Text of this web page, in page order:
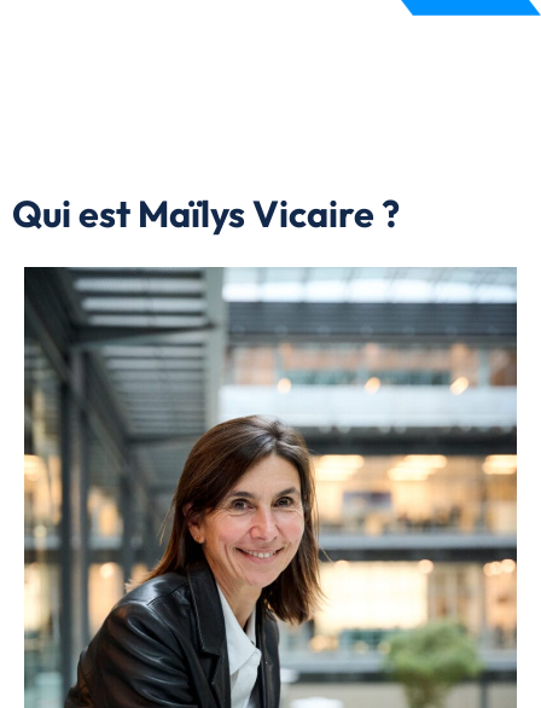
Qui est Maïlys Vicaire ?